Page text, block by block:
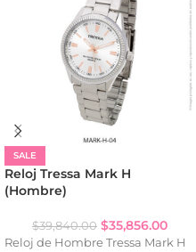
SALE
Reloj Tressa Mark H
(Hombre)
$39,840.00 $35,856.00
Reloj de Hombre Tressa Mark H